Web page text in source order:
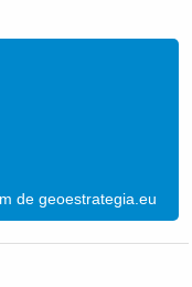
de geoestrategia.eu